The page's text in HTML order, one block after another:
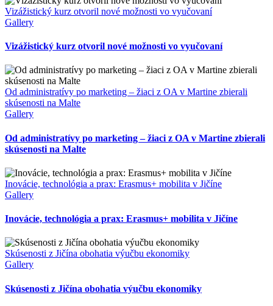
Plzni
Vizážistický kurz otvoril nové možnosti vo vyučovaní
Gallery
Vizážistický kurz otvoril nové možnosti vo vyučovaní
Od administratívy po marketing – žiaci z OA v Martine zbierali
skúsenosti na Malte
Gallery
Od administratívy po marketing – žiaci z OA v Martine zbierali
skúsenosti na Malte
Inovácie, technológia a prax: Erasmus+ mobilita v Jičíne
Gallery
Inovácie, technológia a prax: Erasmus+ mobilita v Jičíne
Skúsenosti z Jičína obohatia výučbu ekonomiky
Gallery
Skúsenosti z Jičína obohatia výučbu ekonomiky